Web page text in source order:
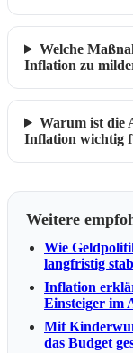
Welche
Inflation zu
Warum ist die
Inflation wichtig
Weitere
Wie
langfristig
Inflation
Einsteiger im
Mit
das Budget